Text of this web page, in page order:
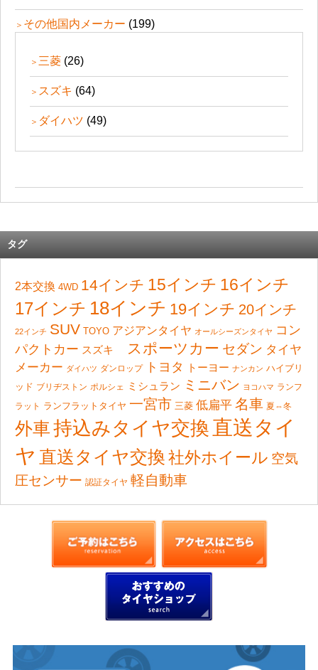
その他国内メーカー (199)
三菱 (26)
スズキ (64)
ダイハツ (49)
タグ
2本交換 4WD 14インチ 15インチ 16インチ
17インチ 18インチ 19インチ 20インチ
22インチ SUV TOYO アジアンタイヤ オールシーズンタイヤ コン
パクトカー スズキ スポーツカー セダン タイヤ
メーカー ダイハツ ダンロップ トヨタ トーヨー ナンカン ハイブリ
ッド ブリヂストン ポルシェ ミシュラン ミニバン ヨコハマ ランフ
ラット ランフラットタイヤ 一宮市 三菱 低扁平 名車 夏⇔冬
外車持込みタイヤ交換 直送タイ
ヤ 直送タイヤ交換社外ホイール 空気
圧センサー 認証タイヤ 軽自動車